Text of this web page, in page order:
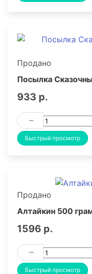
Продано
Посылка
933 р.
Быстрый просмотр
Продано
Алтайкин 500
1596 р.
Быстрый просмотр